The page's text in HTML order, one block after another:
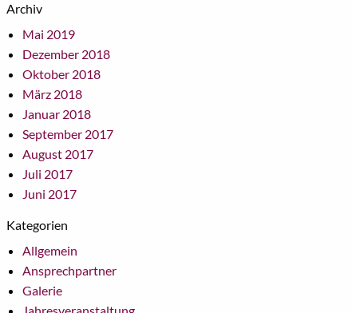
Archiv
Mai 2019
Dezember 2018
Oktober 2018
März 2018
Januar 2018
September 2017
August 2017
Juli 2017
Juni 2017
Kategorien
Allgemein
Ansprechpartner
Galerie